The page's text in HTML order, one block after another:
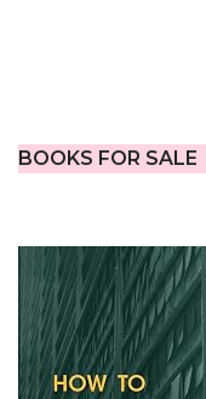
BOOKS FOR SALE